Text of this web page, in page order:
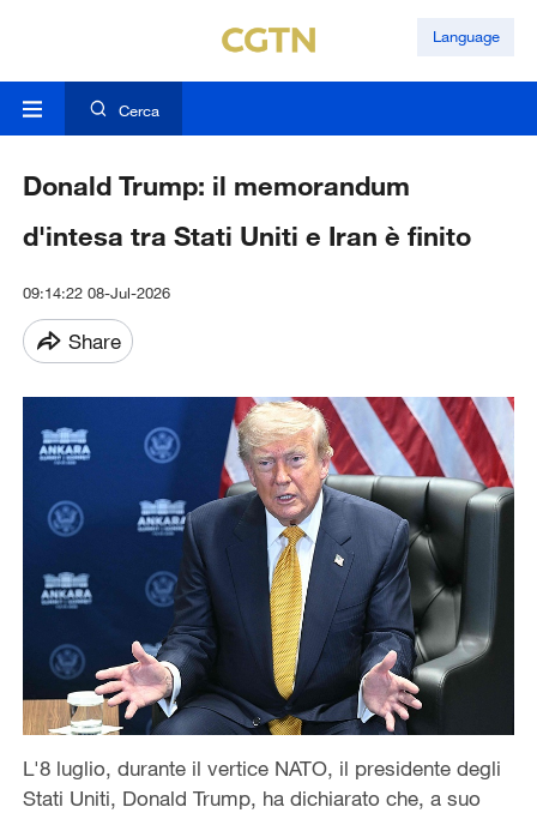
Language
Cerca
Donald Trump: il memorandum
d'intesa tra Stati Uniti e Iran è finito
09:14:22 08-Jul-2026
Share
L'8 luglio, durante il vertice NATO, il presidente degli
Stati Uniti, Donald Trump, ha dichiarato che, a suo